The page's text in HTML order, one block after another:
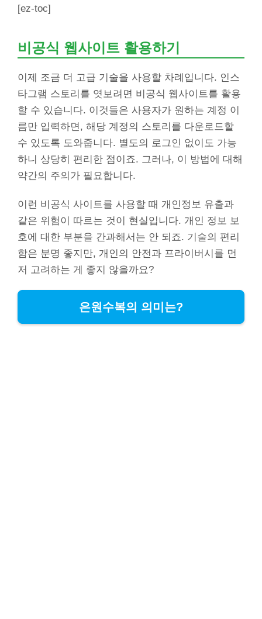
[ez-toc]
비공식 웹사이트 활용하기
이제 조금 더 고급 기술을 사용할 차례입니다. 인스
타그램 스토리를 엿보려면 비공식 웹사이트를 활용
할 수 있습니다. 이것들은 사용자가 원하는 계정 이
름만 입력하면, 해당 계정의 스토리를 다운로드할
수 있도록 도와줍니다. 별도의 로그인 없이도 가능
하니 상당히 편리한 점이죠. 그러나, 이 방법에 대해
약간의 주의가 필요합니다.
이런 비공식 사이트를 사용할 때 개인정보 유출과
같은 위험이 따르는 것이 현실입니다. 개인 정보 보
호에 대한 부분을 간과해서는 안 되죠. 기술의 편리
함은 분명 좋지만, 개인의 안전과 프라이버시를 먼
저 고려하는 게 좋지 않을까요?
은원수복의 의미는?